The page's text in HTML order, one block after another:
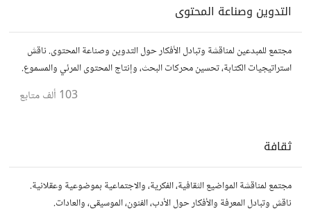
التدوين وصناعة المحتوى
مجتمع للمبدعين لمناقشة وتبادل الأفكار حول التدوين وصناعة المحتوى. ناقش
استراتيجيات الكتابة، تحسين محركات البحث، وإنتاج المحتوى المرئي والمسموع.
103 ألف متابع
ثقافة
مجتمع لمناقشة المواضيع الثقافية، الفكرية، والاجتماعية بموضوعية وعقلانية.
ناقش وتبادل المعرفة والأفكار حول الأدب، الفنون، الموسيقى، والعادات.